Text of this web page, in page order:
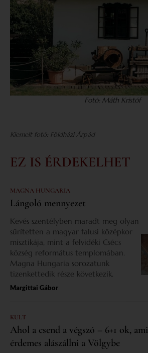
Fotó: Máth Kristóf
Kiemelt fotó: Földházi Árpád
EZ IS ÉRDEKELHET
MAGNA HUNGARIA
Lángoló mennyezet
Kevés szentélyben maradt meg olyan
sűrítetten a magyar falusi középkor
misztikája, mint a felvidéki Csécs
község református templomában.
Magna Hungaria sorozatunk
tizenkettedik része következik.
Margittai Gábor
KULT
Ahol a csend a végszó – 6+1 ok,
érdemes alászállni a Völgybe